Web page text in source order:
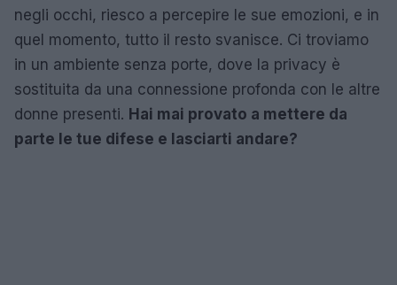
negli occhi, riesco a percepire le sue emozioni, e in
quel momento, tutto il resto svanisce. Ci troviamo
in un ambiente senza porte, dove la privacy è
sostituita da una connessione profonda con le altre
donne presenti. Hai mai provato a mettere da
parte le tue difese e lasciarti andare?